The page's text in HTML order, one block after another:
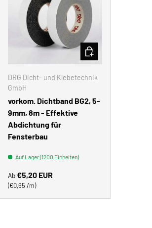
DRG Dicht- und Klebetechnik
GmbH
vorkom. Dichtband BG2, 5-
9mm, 8m - Effektive
Abdichtung für
Fensterbau
Auf Lager (1200 Einheiten)
Normaler Preis
Ab€5,20 EUR
Grundpreis
€0,65 /m
OPTIONEN AUSWÄHLEN